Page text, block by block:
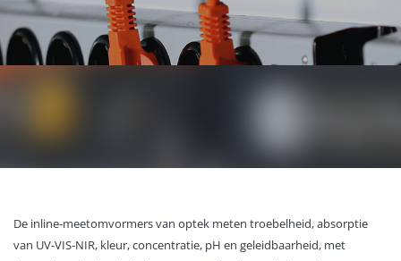
De inline-meetomvormers van optek meten troebelheid, absorptie
van UV-VIS-NIR, kleur, concentratie, pH en geleidbaarheid, met